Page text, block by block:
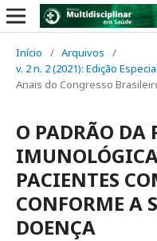
Início / Arquivos
/
v. 2 n. 2 (2021): Edição
Anais do Congresso
O PADRÃO DA
PACIENTES
CONFORME A
DOENÇA